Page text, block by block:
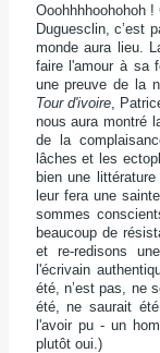
Ooohhhhoohohoh
Duguesclin, c’est
monde aura lieu.
faire l'amour à sa
une preuve de la
Tour d'ivoire,
nous aura montré
de la
lâches et les
bien une
leur fera une
sommes
beaucoup de
et re-redisons
l'écrivain
été, n’est pas, ne
été, ne saurait
l'avoir pu - un
plutôt oui.)